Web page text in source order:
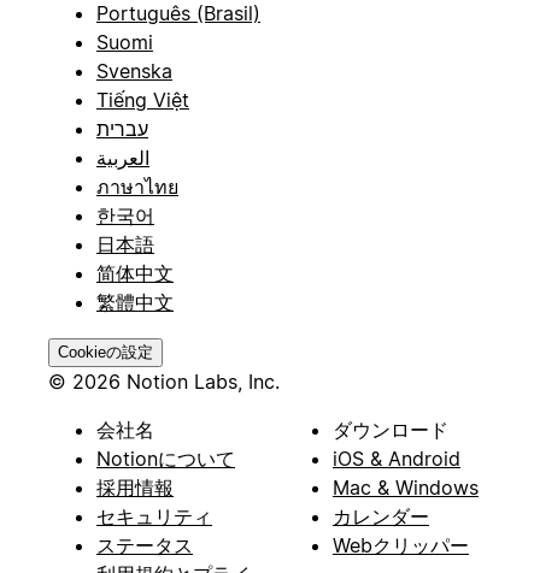
Português (Brasil)
Suomi
Svenska
Tiếng Việt
עברית
العربية
ภาษาไทย
한국어
日本語
简体中文
繁體中文
Cookieの設定
© 2026 Notion Labs, Inc.
会社名
Notionについて
採用情報
セキュリティ
ステータス
ダウンロード
iOS & Android
Mac & Windows
カレンダー
Webクリッパー